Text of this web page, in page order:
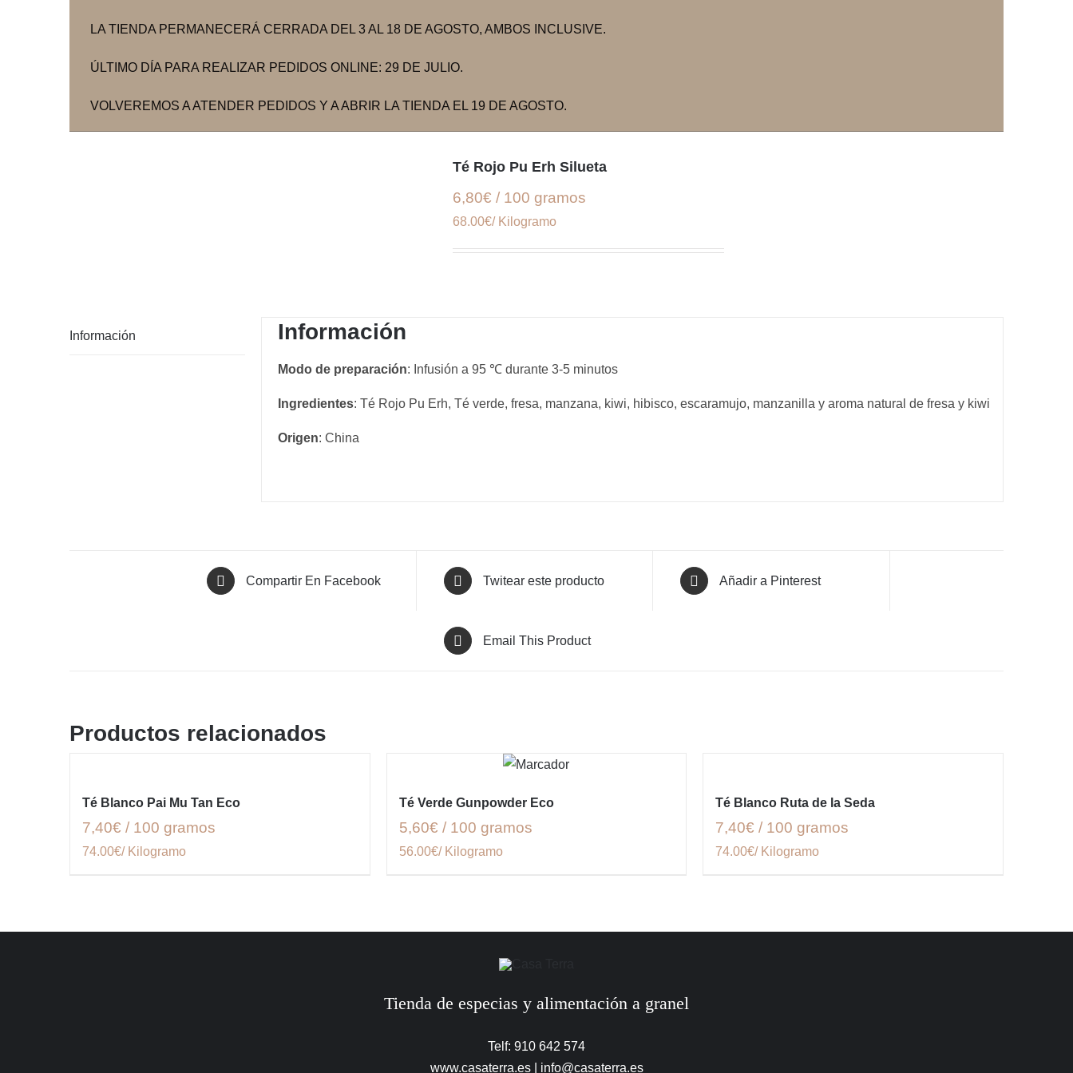
LA TIENDA PERMANECERÁ CERRADA DEL 3 AL 18 DE AGOSTO, AMBOS INCLUSIVE.
ÚLTIMO DÍA PARA REALIZAR PEDIDOS ONLINE: 29 DE JULIO.
VOLVEREMOS A ATENDER PEDIDOS Y A ABRIR LA TIENDA EL 19 DE AGOSTO.
Té Rojo Pu Erh Silueta
6,80€ / 100 gramos
68.00€/ Kilogramo
Información Información
Modo de preparación: Infusión a 95 ℃ durante 3-5 minutos
Ingredientes: Té Rojo Pu Erh, Té verde, fresa, manzana, kiwi, hibisco, escaramujo, manzanilla y aroma natural de fresa y kiwi
Origen: China
Compartir En Facebook Twitear este producto Añadir a Pinterest
Email This Product
Productos relacionados
Té Blanco Pai Mu Tan Eco
7,40€ / 100 gramos
74.00€/ Kilogramo
Té Verde Gunpowder Eco
5,60€ / 100 gramos
56.00€/ Kilogramo
Té Blanco Ruta de la Seda
7,40€ / 100 gramos
74.00€/ Kilogramo
Tienda de especias y alimentación a granel
Telf: 910 642 574
www.casaterra.es| info@casaterra.es